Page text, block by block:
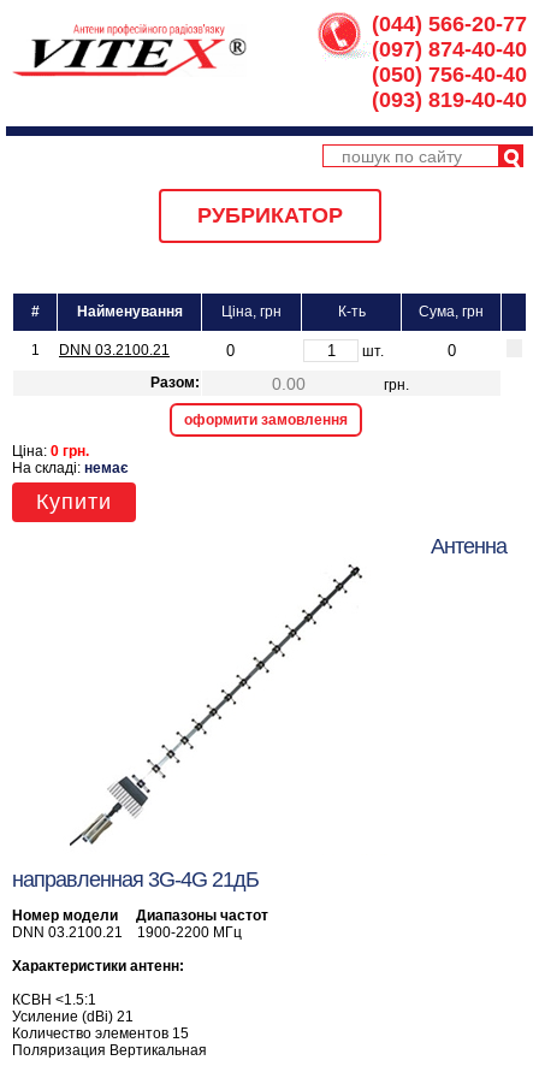
(044) 566-20-77
(097) 874-40-40
(050) 756-40-40
(093) 819-40-40
РУБРИКАТОР
# Найменування Ціна, грн К-ть Сума, грн
1 DNN 03.2100.21
шт.
Разом:
грн.
оформити замовлення
Ціна: 0 грн.
На складі: немає
Купити
Антенна
направленная 3G-4G 21дБ
Номер модели Диапазоны частот
DNN 03.2100.21 1900-2200 МГц
Характеристики антенн:
КСВН <1.5:1
Усиление (dBi) 21
Количество элементов 15
Поляризация Вертикальная